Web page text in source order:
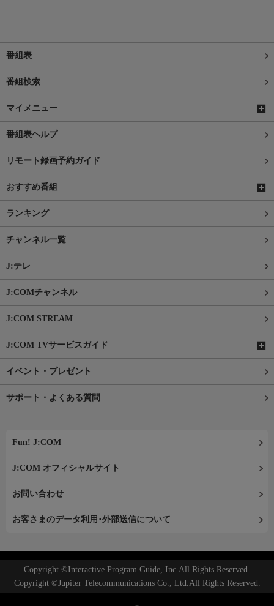
番組表
番組検索
マイメニュー
番組表ヘルプ
リモート録画予約ガイド
おすすめ番組
ランキング
チャンネル一覧
J:テレ
J:COMチャンネル
J:COM STREAM
J:COM TVサービスガイド
イベント・プレゼント
サポート・よくある質問
Fun! J:COM
J:COM オフィシャルサイト
お問い合わせ
お客さまのデータ利用･外部送信について
Copyright ©Interactive Program Guide, Inc.All Rights Reserved.
Copyright ©Jupiter Telecommunications Co., Ltd.All Rights Reserved.